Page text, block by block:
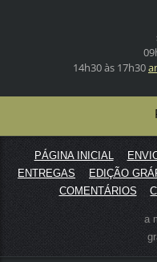
14h30 às 17h30
PÁGINA INICIAL
ENTREGAS
EDIÇÃO
COMENTÁRIOS
a